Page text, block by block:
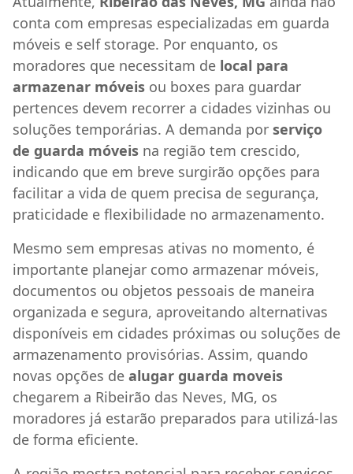
conta com empresas especializadas em guarda
móveis e self storage. Por enquanto, os
moradores que necessitam de local para
armazenar móveis ou boxes para guardar
pertences devem recorrer a cidades vizinhas ou
soluções temporárias. A demanda por serviço
de guarda móveis na região tem crescido,
indicando que em breve surgirão opções para
facilitar a vida de quem precisa de segurança,
praticidade e flexibilidade no armazenamento.
Mesmo sem empresas ativas no momento, é
importante planejar como armazenar móveis,
documentos ou objetos pessoais de maneira
organizada e segura, aproveitando alternativas
disponíveis em cidades próximas ou soluções de
armazenamento provisórias. Assim, quando
novas opções de alugar guarda moveis
chegarem a Ribeirão das Neves, MG, os
moradores já estarão preparados para utilizá-las
de forma eficiente.